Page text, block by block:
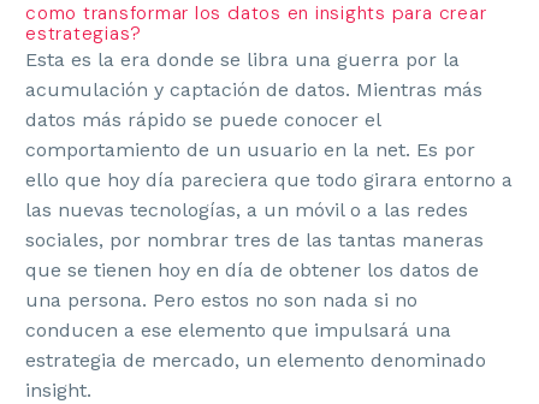
como transformar los datos en insights para crear
estrategias?
Esta es la era donde se libra una guerra por la
acumulación y captación de datos. Mientras más
datos más rápido se puede conocer el
comportamiento de un usuario en la net. Es por
ello que hoy día pareciera que todo girara entorno a
las nuevas tecnologías, a un móvil o a las redes
sociales, por nombrar tres de las tantas maneras
que se tienen hoy en día de obtener los datos de
una persona. Pero estos no son nada si no
conducen a ese elemento que impulsará una
estrategia de mercado, un elemento denominado
insight.